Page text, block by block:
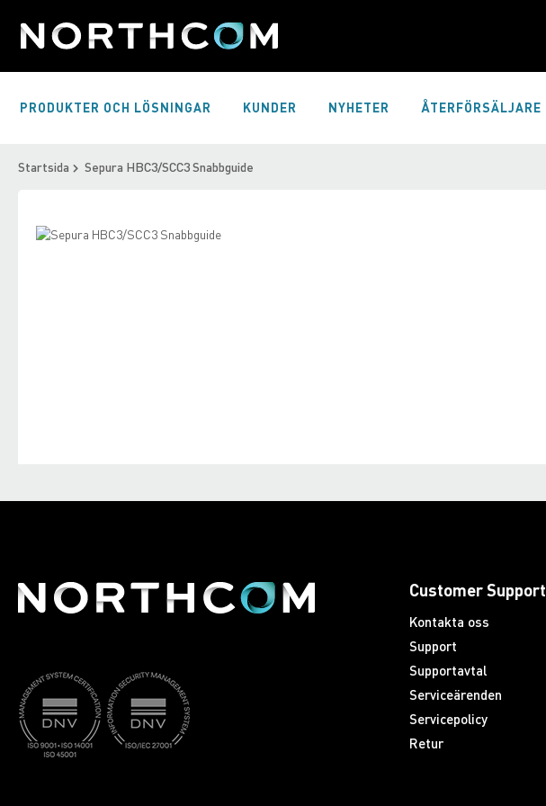
Skip
PRODUKTER OCH LÖSNINGAR KUNDER NYHETER ÅTERFÖRSÄLJARE
Startsida Sepura HBC3/SCC3 Snabbguide
Skip
Customer Support
Kontakta oss
Support
Supportavtal
Serviceärenden
Servicepolicy
Retur